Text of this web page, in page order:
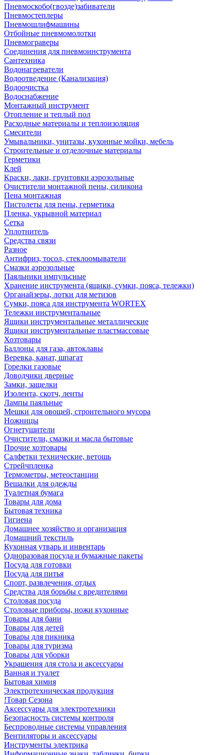
Пневмоскобо(гвозде)забиватели
Пневмостеплеры
Пневмошлифмашины
Отбойные пневмомолотки
Пневмограверы
Соединения для пневмоинструмента
Сантехника
Водонагреватели
Водоотведение (Канализация)
Водоочистка
Водоснабжение
Монтажный инструмент
Отопление и теплый пол
Расходные материалы и теплоизоляция
Смесители
Умывальники, унитазы, кухонные мойки, мебель
Строительные и отделочные материалы
Герметики
Клей
Краски, лаки, грунтовки аэрозольные
Очистители монтажной пены, силикона
Пена монтажная
Пистолеты для пены, герметика
Пленка, укрывной материал
Сетка
Уплотнитель
Средства связи
Разное
Антифриз, тосол, стеклоомыватели
Смазки аэрозольные
Паяльники импульсные
Хранение инструмента (ящики, сумки, пояса, тележки)
Органайзеры, лотки для метизов
Сумки, пояса для инструмента WORTEX
Тележки инструментальные
Ящики инструментальные металлические
Ящики инструментальные пластмассовые
Хозтовары
Баллоны для газа, автоклавы
Веревка, канат, шпагат
Горелки газовые
Доводчики дверные
Замки, защелки
Изолента, скотч, ленты
Лампы паяльные
Мешки для овощей, строительного мусора
Ножницы
Огнетушители
Очистители, смазки и масла бытовые
Прочие хозтовары
Салфетки технические, ветошь
Стрейчпленка
Термометры, метеостанции
Вешалки для одежды
Туалетная бумага
Товары для дома
Бытовая техника
Гигиена
Домашнее хозяйство и организация
Домашний текстиль
Кухонная утварь и инвентарь
Одноразовая посуда и бумажные пакеты
Посуда для готовки
Посуда для питья
Спорт, развлечения, отдых
Средства для борьбы с вредителями
Столовая посуда
Столовые приборы, ножи кухонные
Товары для бани
Товары для детей
Товары для пикника
Товары для туризма
Товары для уборки
Украшения для стола и аксессуары
Ванная и туалет
Бытовая химия
Электротехническая продукция
!Товар Сезона
Аксессуары для электротехники
Безопасность системы контроля
Беспроводные системы управления
Вентиляторы и аксессуары
Инструменты электрика